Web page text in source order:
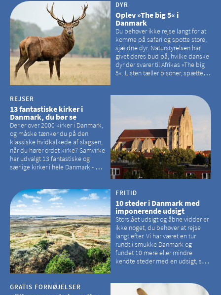
DYR
Oplev »The big 5« i
Danmark
Du behøver ikke rejse langt for at
komme på safari og spotte store,
sjældne dyr. Naturstyrelsen har
givet deres bud på, hvilke danske
dyr der svarer til Afrikas »The big
5«. Listen tæller bisoner, spættede
REJSER
13 fantastiske kirker i
Danmark, du bør se
Der er over 2000 kirker i Danmark,
og måske tænker du på den
klassiske hvidkalkede af slagsen,
når du hører ordet kirke? Samvirke
har udvalgt 13 fantastiske og
særlige kirker i hele Danmark - og
hvilke kirker, der er en omvej værd
FRITID
10 steder i Danmark med
imponerende udsigt
Storslået udsigt og åbne vidder er
ikke noget, du behøver at rejse
langt efter. Vi har været en tur
rundt i smukke Danmark og
fundet 10 mere eller mindre
kendte steder med en udsigt, som
GRATIS FORNØJELSER